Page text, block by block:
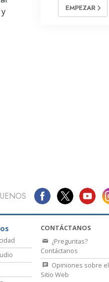
EMPEZAR
CONTÁCTANOS
¿Preguntas?
Contáctanos
Opiniones sobre el
Sitio Web